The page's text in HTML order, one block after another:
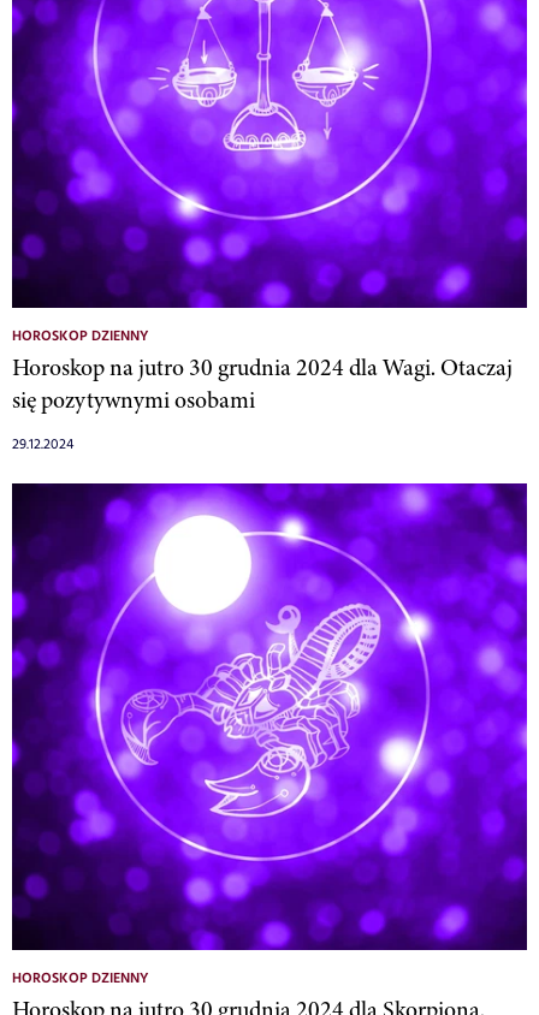
HOROSKOP DZIENNY
Horoskop na jutro 30 grudnia 2024 dla Wagi. Otaczaj
się pozytywnymi osobami
29.12.2024
HOROSKOP DZIENNY